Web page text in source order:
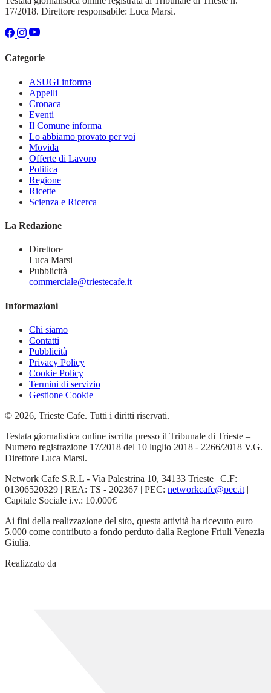
17/2018. Direttore responsabile: Luca Marsi.
Categorie
ASUGI informa
Appelli
Cronaca
Eventi
Il Comune informa
Lo abbiamo provato per voi
Movida
Offerte di Lavoro
Politica
Regione
Ricette
Scienza e Ricerca
La Redazione
Direttore
Luca Marsi
Pubblicità
commerciale@triestecafe.it
Informazioni
Chi siamo
Contatti
Pubblicità
Privacy Policy
Cookie Policy
Termini di servizio
Gestione Cookie
© 2026, Trieste Cafe. Tutti i diritti riservati.
Testata giornalistica online iscritta presso il Tribunale di Trieste –
Numero registrazione 17/2018 del 10 luglio 2018 - 2266/2018 V.G.
Direttore Luca Marsi.
Network Cafe S.R.L - Via Palestrina 10, 34133 Trieste | C.F:
01306520329 | REA: TS - 202367 | PEC: networkcafe@pec.it |
Capitale Sociale i.v.: 10.000€
Ai fini della realizzazione del sito, questa attività ha ricevuto euro
5.000 come contributo a fondo perduto dalla Regione Friuli Venezia
Giulia.
Realizzato da